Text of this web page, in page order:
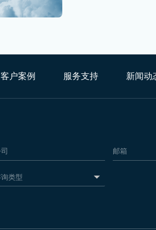
客户案例 服务支持 新闻动